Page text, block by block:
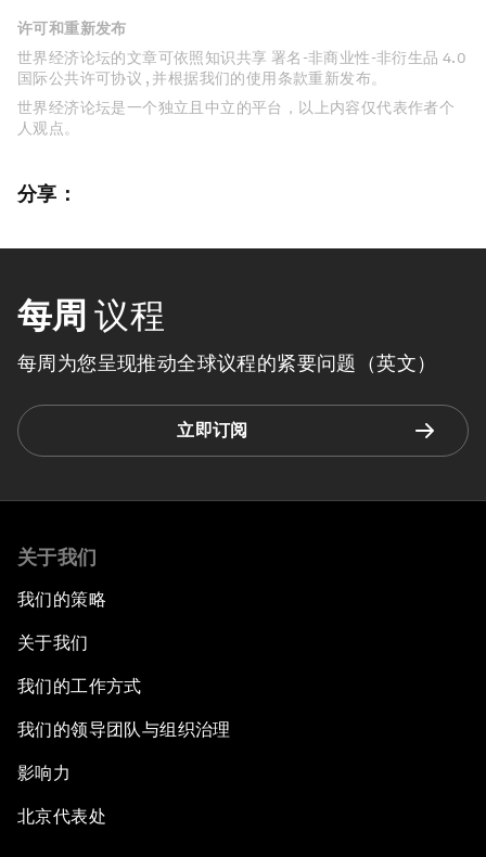
许可和重新发布
世界经济论坛的文章可依照知识共享 署名-非商业性-非衍生品 4.0
国际公共许可协议 , 并根据我们的使用条款重新发布。
世界经济论坛是一个独立且中立的平台，以上内容仅代表作者个
人观点。
分享：
每周 议程
每周为您呈现推动全球议程的紧要问题（英文）
立即订阅
关于我们
我们的策略
关于我们
我们的工作方式
我们的领导团队与组织治理
影响力
北京代表处